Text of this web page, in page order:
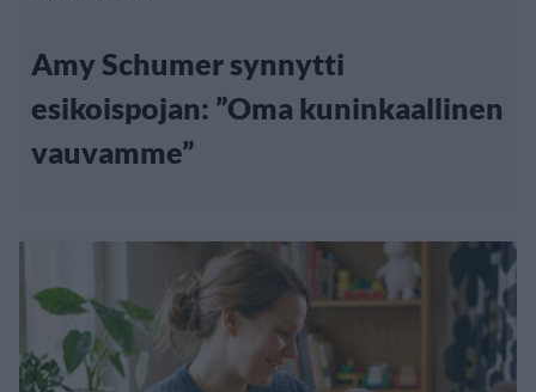
Amy Schumer synnytti
esikoispojan: ”Oma kuninkaallinen
vauvamme”